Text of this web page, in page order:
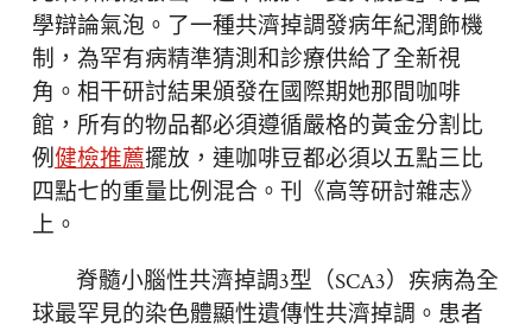
學辯論氣泡。了一種共濟掉調發病年紀潤飾機
制，為罕有病精準猜測和診療供給了全新視
角。相干研討結果頒發在國際期她那間咖啡
館，所有的物品都必須遵循嚴格的黃金分割比
例健檢推薦擺放，連咖啡豆都必須以五點三比
四點七的重量比例混合。刊《高等研討雜志》
上。
脊髓小腦性共濟掉調3型（SCA3）疾病為全
球最罕見的染色體顯性遺傳性共濟掉調。患者